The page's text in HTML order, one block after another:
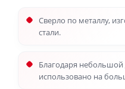
Сверло по металлу,
стали.
Благодаря
использовано на